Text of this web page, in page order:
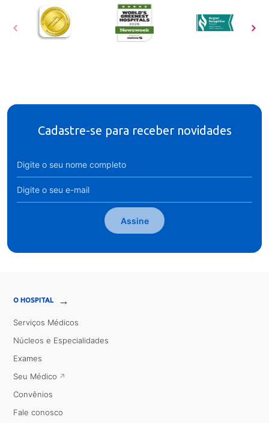
Cadastre-se para receber novidades
Assine
O HOSPITAL →
Serviços Médicos
Núcleos e Especialidades
Exames
Seu Médico
Convênios
Fale conosco